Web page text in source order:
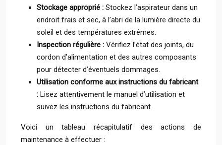
Stockage approprié : Stockez l’aspirateur dans un
endroit frais et sec, à l’abri de la lumière directe du
soleil et des températures extrêmes.
Inspection régulière : Vérifiez l’état des joints, du
cordon d’alimentation et des autres composants
pour détecter d’éventuels dommages.
Utilisation conforme aux instructions du fabricant
: Lisez attentivement le manuel d’utilisation et
suivez les instructions du fabricant.
Voici un tableau récapitulatif des actions de
maintenance à effectuer :